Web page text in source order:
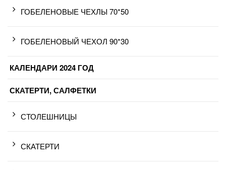
ГОБЕЛЕНОВЫЕ ЧЕХЛЫ 70*50
ГОБЕЛЕНОВЫЙ ЧЕХОЛ 90*30
КАЛЕНДАРИ 2024 ГОД
СКАТЕРТИ, САЛФЕТКИ
СТОЛЕШНИЦЫ
СКАТЕРТИ